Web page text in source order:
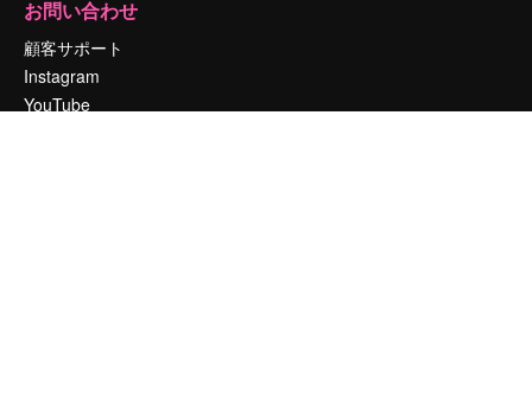
お問い合わせ
顧客サポート
Instagram
YouTube